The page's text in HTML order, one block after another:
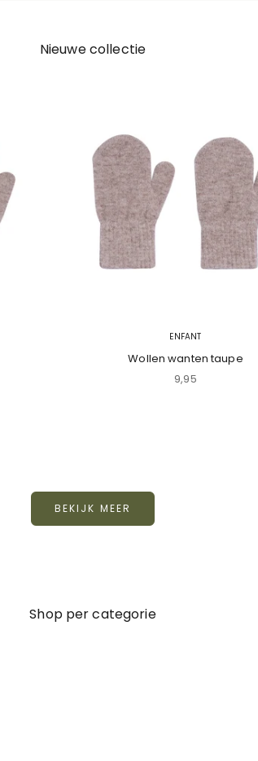
Nieuwe collectie
ENFANT
Wollen wanten taupe
Aanbiedingsprijs
9,95
BEKIJK MEER
Shop per categorie